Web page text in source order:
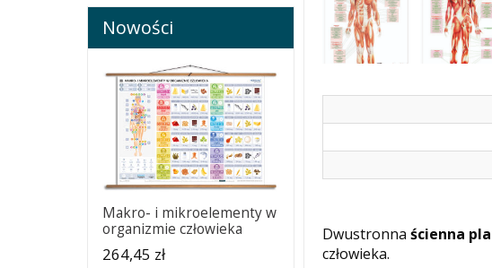
Dwustronnaścienna
człowieka.
Nowości
Makro- i mikroelementy w
organizmie człowieka
264,45 zł